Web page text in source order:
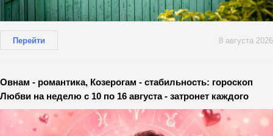
Перейти 8 августа 2026
Овнам - романтика, Козерогам - стабильность: гороскоп
Любви на неделю с 10 по 16 августа - затронет каждого